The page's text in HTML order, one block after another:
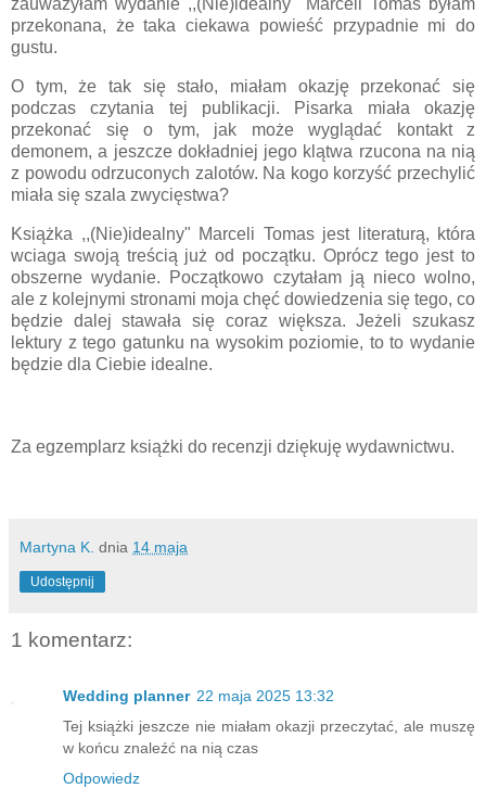
zauważyłam wydanie ,,(Nie)idealny" Marceli Tomas byłam
przekonana, że taka ciekawa powieść przypadnie mi do
gustu.
O tym, że tak się stało, miałam okazję przekonać się
podczas czytania tej publikacji. Pisarka miała okazję
przekonać się o tym, jak może wyglądać kontakt z
demonem, a jeszcze dokładniej jego klątwa rzucona na nią
z powodu odrzuconych zalotów. Na kogo korzyść przechylić
miała się szala zwycięstwa?
Książka ,,(Nie)idealny" Marceli Tomas jest literaturą, która
wciaga swoją treścią już od początku. Oprócz tego jest to
obszerne wydanie. Początkowo czytałam ją nieco wolno,
ale z kolejnymi stronami moja chęć dowiedzenia się tego, co
będzie dalej stawała się coraz większa. Jeżeli szukasz
lektury z tego gatunku na wysokim poziomie, to to wydanie
będzie dla Ciebie idealne.
Za egzemplarz książki do recenzji dziękuję wydawnictwu.
Martyna K. dnia 14 maja
Udostępnij
1 komentarz:
Wedding planner 22 maja 2025 13:32
Tej książki jeszcze nie miałam okazji przeczytać, ale muszę
w końcu znaleźć na nią czas
Odpowiedz